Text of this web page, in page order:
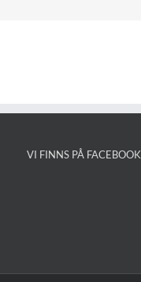
VI FINNS PÅ FACEBOOK